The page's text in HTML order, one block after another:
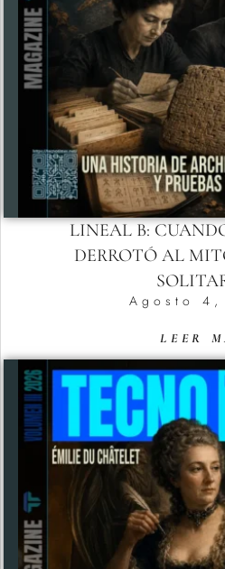
LINEAL B:
DERROTÓ AL
Agosto 4,
LEER